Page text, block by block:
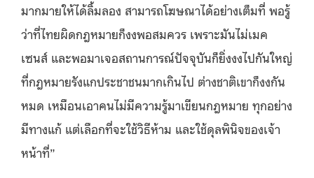
มากมายให้ได้ลิ้มลอง สามารถโฆษณาได้อย่างเต็มที่ พอรู้
ว่าที่ไทยผิดกฎหมายก็งงพอสมควร เพราะมันไม่เมค
เซนส์ และพอมาเจอสถานการณ์ปัจจุบันก็ยิ่งงงไปกันใหญ่
ที่กฎหมายรังแกประชาชนมากเกินไป ต่างชาติเขาก็งงกัน
หมด เหมือนเอาคนไม่มีความรู้มาเขียนกฎหมาย ทุกอย่าง
มีทางแก้ แต่เลือกที่จะใช้วิธีห้าม และใช้ดุลพินิจของเจ้า
หน้าที่”